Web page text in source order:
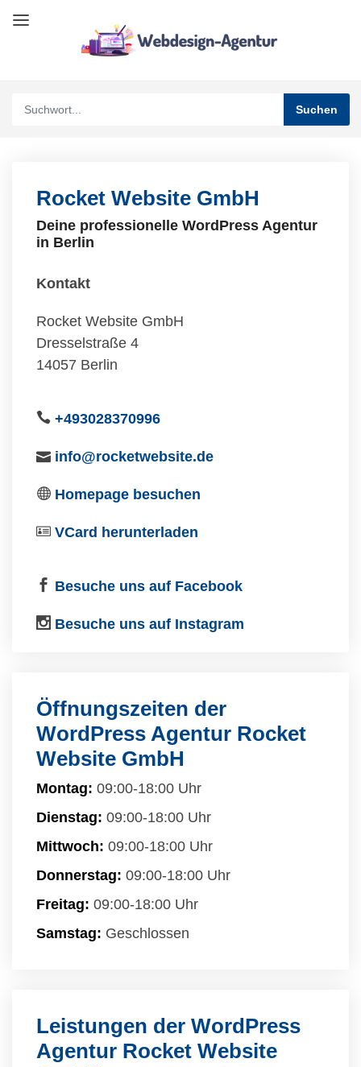
Rocket Website GmbH
Deine professionelle WordPress Agentur
in Berlin
Kontakt
Rocket Website GmbH
Dresselstraße 4
14057 Berlin
+493028370996
info@rocketwebsite.de
Homepage besuchen
VCard herunterladen
Besuche uns auf Facebook
Besuche uns auf Instagram
Öffnungszeiten der
WordPress Agentur Rocket
Website GmbH
Montag: 09:00-18:00 Uhr
Dienstag: 09:00-18:00 Uhr
Mittwoch: 09:00-18:00 Uhr
Donnerstag: 09:00-18:00 Uhr
Freitag: 09:00-18:00 Uhr
Samstag: Geschlossen
Leistungen der WordPress
Agentur Rocket Website